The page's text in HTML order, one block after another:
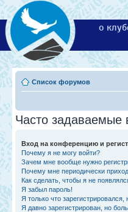
о
Список форумов
Часто задаваемые
Вход на конференцию и
Почему я не могу войти?
Зачем мне вообще нужно
Почему мне периодически
Как сделать, чтобы я не
Я забыл пароль!
Я только что зарегистрировался,
Я давно зарегистрирован, но